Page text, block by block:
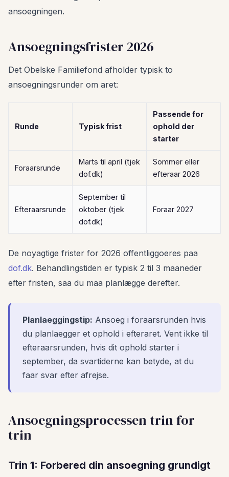
ansoegningen.
Ansoegningsfrister 2026
Det Obelske Familiefond afholder typisk to
ansoegningsrunder om aret:
Runde Typisk frist
Passende for
ophold der
starter
Foraarsrunde
Marts til april (tjek
dof.dk)
Sommer eller
efteraar 2026
Efteraarsrunde
September til
oktober (tjek
dof.dk)
Foraar 2027
De noyagtige frister for 2026 offentliggoeres paa
dof.dk. Behandlingstiden er typisk 2 til 3 maaneder
efter fristen, saa du maa planlægge derefter.
Planlaeggingstip: Ansoeg i foraarsrunden hvis
du planlaegger et ophold i efteraret. Vent ikke til
efteraarsrunden, hvis dit ophold starter i
september, da svartiderne kan betyde, at du
faar svar efter afrejse.
Ansoegningsprocessen trin for
trin
Trin 1: Forbered din ansoegning grundigt